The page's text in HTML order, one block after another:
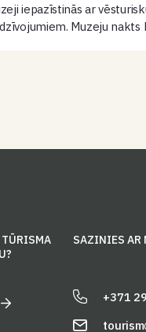
iepazīstinās ar
Muzeju nakts
TŪRISMA
SAZINIES AR
+371